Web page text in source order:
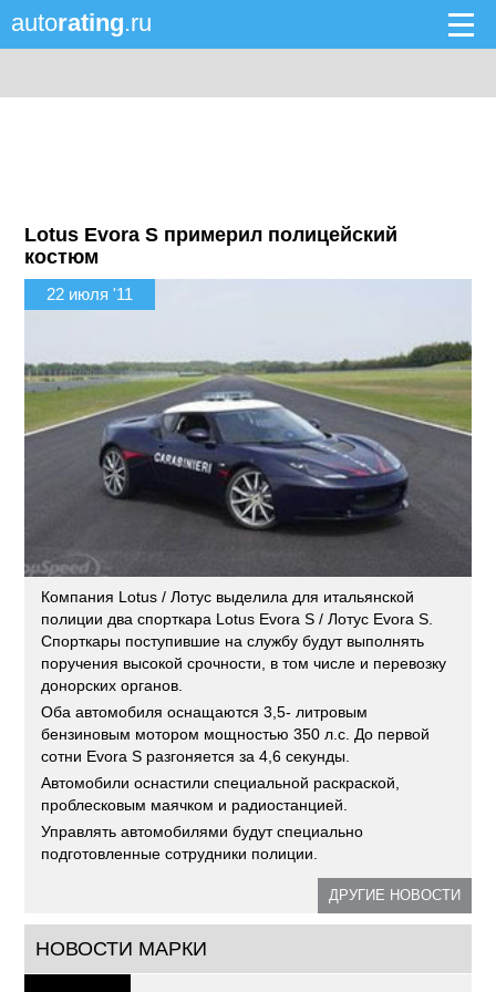
autorating.ru
Lotus Evora S примерил полицейский
костюм
22 июля '11
Компания Lotus / Лотус выделила для итальянской
полиции два спорткара Lotus Evora S / Лотус Evora S.
Спорткары поступившие на службу будут выполнять
поручения высокой срочности, в том числе и перевозку
донорских органов.
Оба автомобиля оснащаются 3,5- литровым
бензиновым мотором мощностью 350 л.с. До первой
сотни Evora S разгоняется за 4,6 секунды.
Автомобили оснастили специальной раскраской,
проблесковым маячком и радиостанцией.
Управлять автомобилями будут специально
подготовленные сотрудники полиции.
ДРУГИЕ НОВОСТИ
НОВОСТИ МАРКИ